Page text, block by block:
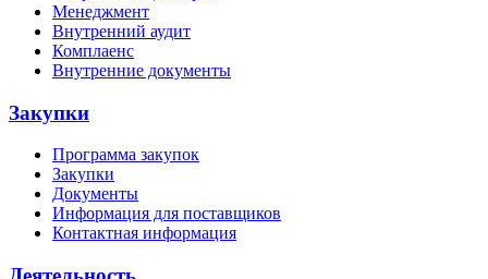
Менеджмент
Внутренний аудит
Комплаенс
Внутренние документы
Закупки
Программа закупок
Закупки
Документы
Информация для поставщиков
Контактная информация